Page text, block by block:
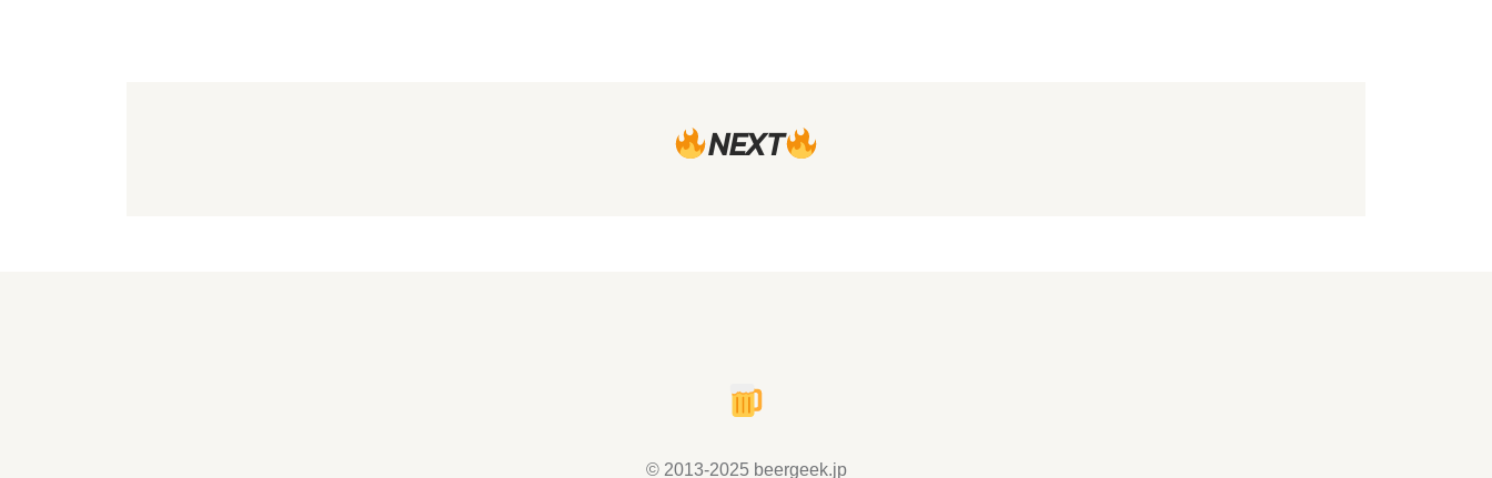
NEXT
© 2013-2025 beergeek.jp